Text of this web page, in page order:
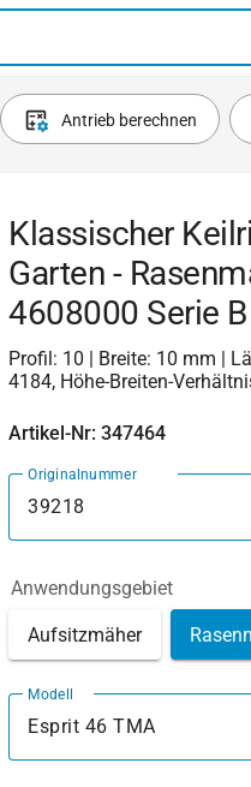
Antrieb berechnen
Klassischer
Garten -
4608000 Serie
Profil: 10 | Breite: 10 mm |
4184, Höhe-Breiten-
Artikel-Nr: 347464
Originalnummer
39218
Anwendungsgebiet
Aufsitzmäher
Modell
Esprit 46 TMA